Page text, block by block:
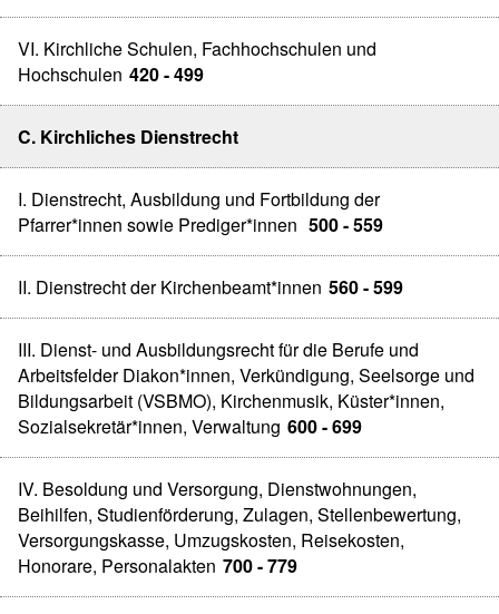
VI. Kirchliche Schulen, Fachhochschulen und
Hochschulen 420 - 499
C. Kirchliches Dienstrecht
I. Dienstrecht, Ausbildung und Fortbildung der
Pfarrer*innen sowie Prediger*innen 500 - 559
II. Dienstrecht der Kirchenbeamt*innen 560 - 599
III. Dienst- und Ausbildungsrecht für die Berufe und
Arbeitsfelder Diakon*innen, Verkündigung, Seelsorge und
Bildungsarbeit (VSBMO), Kirchenmusik, Küster*innen,
Sozialsekretär*innen, Verwaltung 600 - 699
IV. Besoldung und Versorgung, Dienstwohnungen,
Beihilfen, Studienförderung, Zulagen, Stellenbewertung,
Versorgungskasse, Umzugskosten, Reisekosten,
Honorare, Personalakten 700 - 779